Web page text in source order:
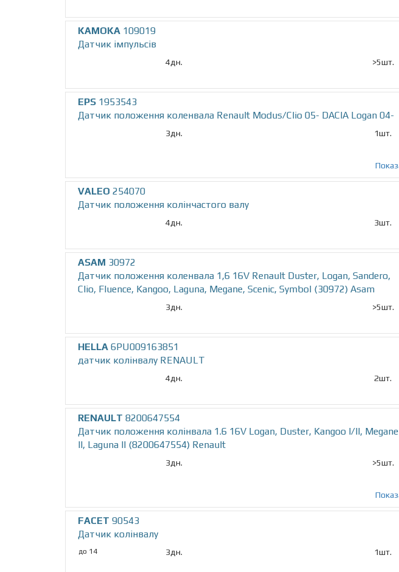
KAMOKA 109019
Датчик iмпульсiв
4дн. >5шт.
EPS 1953543
Датчик положення коленвала Renault Modus/Clio 05- DACIA Logan 04-
3дн. 1шт.
VALEO 254070
Датчик положення колінчастого валу
4дн. 3шт.
ASAM 30972
Датчик положення коленвала 1,6 16V Renault Duster, Logan, Sandero,
Clio, Fluence, Kangoo, Laguna, Megane, Scenic, Symbol (30972) Asam
3дн. >5шт.
HELLA 6PU009163851
датчик колінвалу RENAULT
4дн. 2шт.
RENAULT 8200647554
Датчик положення колінвала 1.6 16V Logan, Duster, Kangoo I/II, Megane
II, Laguna II (8200647554) Renault
3дн. >5шт.
FACET 90543
Датчик колінвалу
до 14 3дн. 1шт.